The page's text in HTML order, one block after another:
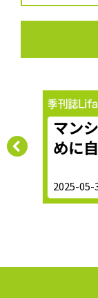
マン
めに
2025-05-